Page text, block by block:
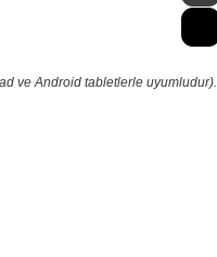
ve Android tabletlerle uyumludur).